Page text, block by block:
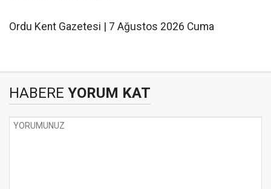
Ordu Kent Gazetesi | 7 Ağustos 2026 Cuma
HABERE YORUM KAT